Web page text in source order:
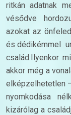
ritkán adatnak
vésődve
azokat az
és dédikémmel
család.Ilyenkor
akkor még a
elképzelhetetlen
nyomkodása
kizárólag a